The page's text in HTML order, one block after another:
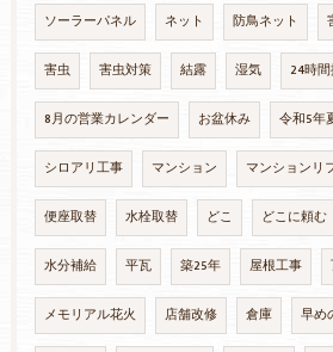
ソーラーパネル ネット 防鳥ネット
害虫 害虫対策 結露 湿気 24時
8月の営業カレンダー お盆休み 令和5年
シロアリ工事 マンション マンションリ
便座取替 水栓取替 どこ どこに頼む
水分補給 平瓦 築25年 屋根工事
メモリアル花火 店舗改修 倉庫 早め